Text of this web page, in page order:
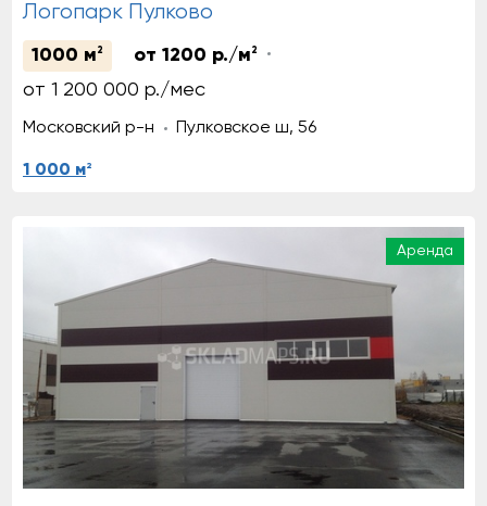
Логопарк Пулково
1000 м 2 от 1200 р./м 2
от 1 200 000 р./мес
Московский р-н Пулковское ш, 56
1 000 м2
Аренда